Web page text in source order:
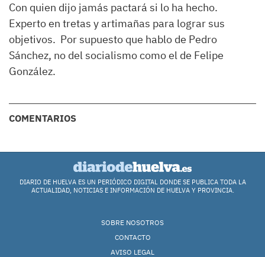
Con quien dijo jamás pactará si lo ha hecho.
Experto en tretas y artimañas para lograr sus
objetivos. Por supuesto que hablo de Pedro
Sánchez, no del socialismo como el de Felipe
González.
COMENTARIOS
DIARIO DE HUELVA ES UN PERIÓDICO DIGITAL DONDE SE PUBLICA TODA LA
ACTUALIDAD, NOTICIAS E INFORMACIÓN DE HUELVA Y PROVINCIA.
SOBRE NOSOTROS
CONTACTO
AVISO LEGAL